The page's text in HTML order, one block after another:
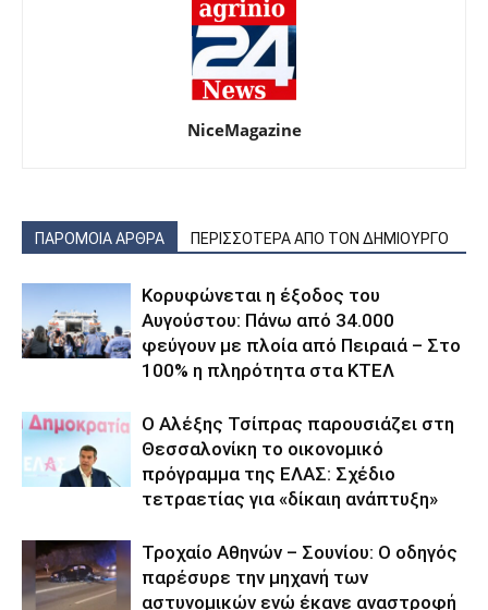
NiceMagazine
ΠΑΡΟΜΟΙΑ ΑΡΘΡΑ ΠΕΡΙΣΣΟΤΕΡΑ ΑΠΟ ΤΟΝ ΔΗΜΙΟΥΡΓΟ
Κορυφώνεται η έξοδος του
Αυγούστου: Πάνω από 34.000
φεύγουν με πλοία από Πειραιά – Στο
100% η πληρότητα στα ΚΤΕΛ
Ο Αλέξης Τσίπρας παρουσιάζει στη
Θεσσαλονίκη το οικονομικό
πρόγραμμα της ΕΛΑΣ: Σχέδιο
τετραετίας για «δίκαιη ανάπτυξη»
Τροχαίο Αθηνών – Σουνίου: Ο οδηγός
παρέσυρε την μηχανή των
αστυνομικών ενώ έκανε αναστροφή